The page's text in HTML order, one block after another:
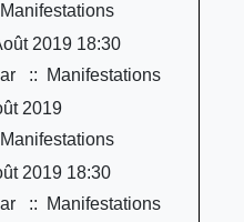
2019 18:30
:: Manifestations
2019
2019 18:30
:: Manifestations